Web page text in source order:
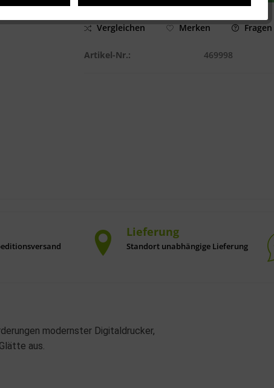
Vergleichen Merken
Artikel-Nr.: 469998
Lieferung
Standort unabhängige Lieferung
modernster Digitaldrucker,
aus.